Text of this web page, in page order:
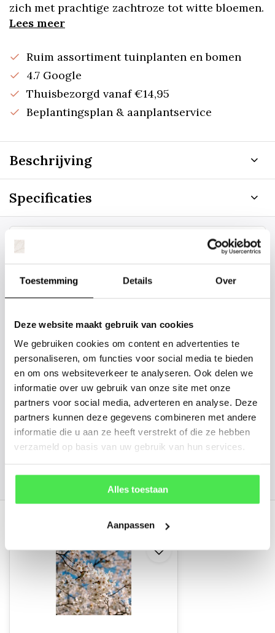
Toestemming Details Over
Deze website maakt gebruik van cookies
We gebruiken cookies om content en advertenties te
personaliseren, om functies voor social media te bieden
en om ons websiteverkeer te analyseren. Ook delen we
informatie over uw gebruik van onze site met onze
partners voor social media, adverteren en analyse. Deze
partners kunnen deze gegevens combineren met andere
informatie die u aan ze heeft verstrekt of die ze hebben
verzameld op basis van uw gebruik van hun services.
Alles toestaan
Aanpassen
zich met prachtige zachtroze tot witte bloemen.
Lees meer
Ruim assortiment tuinplanten en bomen
4.7 Google
Thuisbezorgd vanaf €14,95
Beplantingsplan & aanplantservice
Beschrijving
Specificaties
Staat uw plantsoort of maat er niet
gaan we voor u kijken. Stuur ons
de plantnaam, hoogte, stamdikte en
vorm. Wilt u weten hoe uw plant of
boom er ongeveer eruit ziet? We
kunnen u een foto sturen.
info@tuinplantenbezorgd.nl
06 45 601 508 (tijdelijk niet bereikbaar)
Recent bekeken